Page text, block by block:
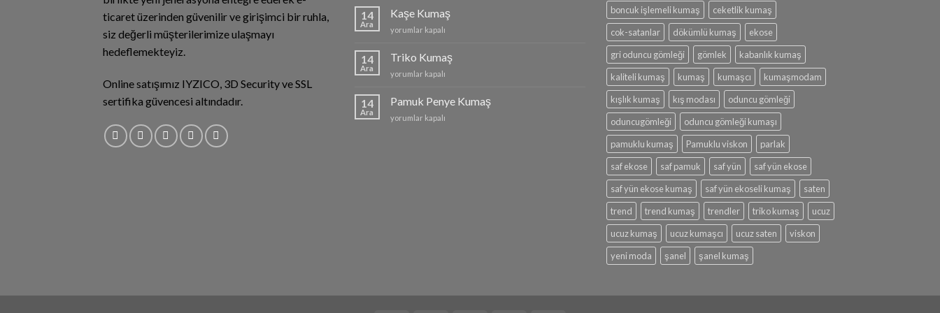
ticaret üzerinden güvenilir ve girişimci bir ruhla,
siz değerli müşterilerimize ulaşmayı
hedeflemekteyiz.
Online satışımız IYZICO, 3D Security ve SSL
sertifika güvencesi altındadır.
için
14
Ara
Kaşe Kumaş
Kaşe
için
yorumlar kapalı
14
Ara
Triko Kumaş
Triko
için
yorumlar kapalı
14
Ara
Pamuk Penye Kumaş
Pamuk
yorumlar kapalı
boncuk işlemeli kumaş
ceketlik kumaş
cok-satanlar
dökümlü kumaş
ekose
gri oduncu gömleği
gömlek
kabanlık kumaş
kaliteli kumaş
kumaş kumaşcı
kumaşmodam
kışlık kumaş
kış modası
oduncu gömleği
oduncugömleği
oduncu gömleği kumaşı
pamuklu kumaş
Pamuklu viskon
parlak
saf ekose
saf pamuk saf yün
saf yün ekose
saf yün ekose kumaş
saf yün ekoseli kumaş
saten
trend
trend kumaş trendler triko kumaş
ucuz
ucuz kumaş
ucuz kumaşcı ucuz saten
viskon
yeni moda
şanel şanel kumaş